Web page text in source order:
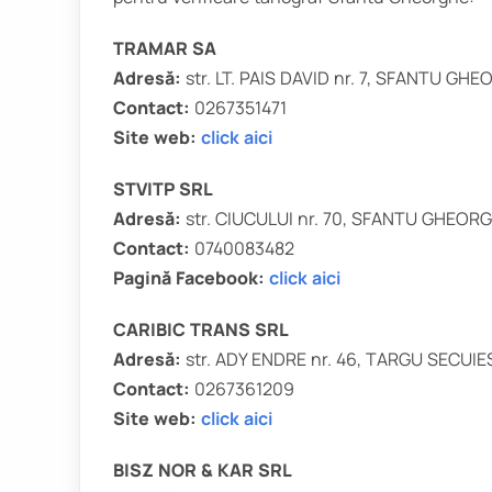
TRAMAR SA
Adresă: str. LT. PAIS DAVID nr. 7, SFANTU
Contact: 0267351471
Site web: click aici
STVITP SRL
Adresă: str. CIUCULUI nr. 70, SFANTU
Contact: 0740083482
Pagină Facebook: click aici
CARIBIC TRANS SRL
Adresă: str. ADY ENDRE nr. 46, TARGU
Contact: 0267361209
Site web: click aici
BISZ NOR & KAR SRL